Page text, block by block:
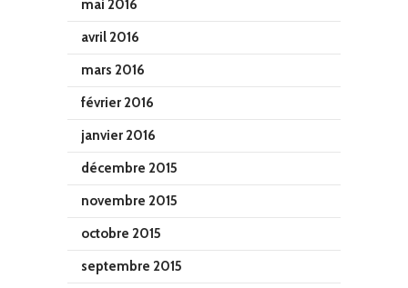
mai 2016
avril 2016
mars 2016
février 2016
janvier 2016
décembre 2015
novembre 2015
octobre 2015
septembre 2015